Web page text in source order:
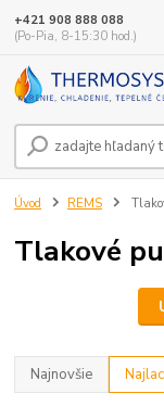
+421 908 888 088
(Po-Pia, 8-15:30 hod.)
Úvod REMS
Tlakové
Najnovšie